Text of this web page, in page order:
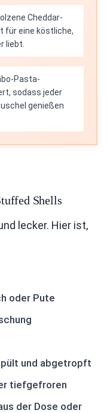
Cheddar-
für eine köstliche,
liebt.
Pasta-
sodass jeder
genießen
Shells
lecker. Hier ist,
oder Pute
und abgetropft
tiefgefroren
der Dose oder